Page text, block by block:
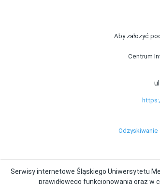
Aby założyć
Centrum
Odzyskiwanie
Serwisy internetowe Śląskiego Uniwersytetu
prawidłowego funkcjonowania oraz w